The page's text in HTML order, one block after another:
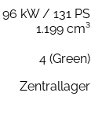
96 kW / 131 PS
1.199 cm³
4 (Green)
Zentrallager